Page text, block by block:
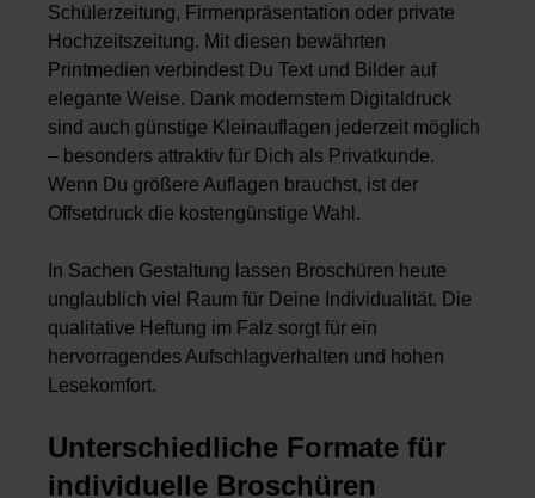
Schülerzeitung, Firmenpräsentation oder private
Hochzeitszeitung. Mit diesen bewährten
Printmedien verbindest Du Text und Bilder auf
elegante Weise. Dank modernstem Digitaldruck
sind auch günstige Kleinauflagen jederzeit möglich
– besonders attraktiv für Dich als Privatkunde.
Wenn Du größere Auflagen brauchst, ist der
Offsetdruck die kostengünstige Wahl.
In Sachen Gestaltung lassen Broschüren heute
unglaublich viel Raum für Deine Individualität. Die
qualitative Heftung im Falz sorgt für ein
hervorragendes Aufschlagverhalten und hohen
Lesekomfort.
Unterschiedliche Formate für
individuelle Broschüren